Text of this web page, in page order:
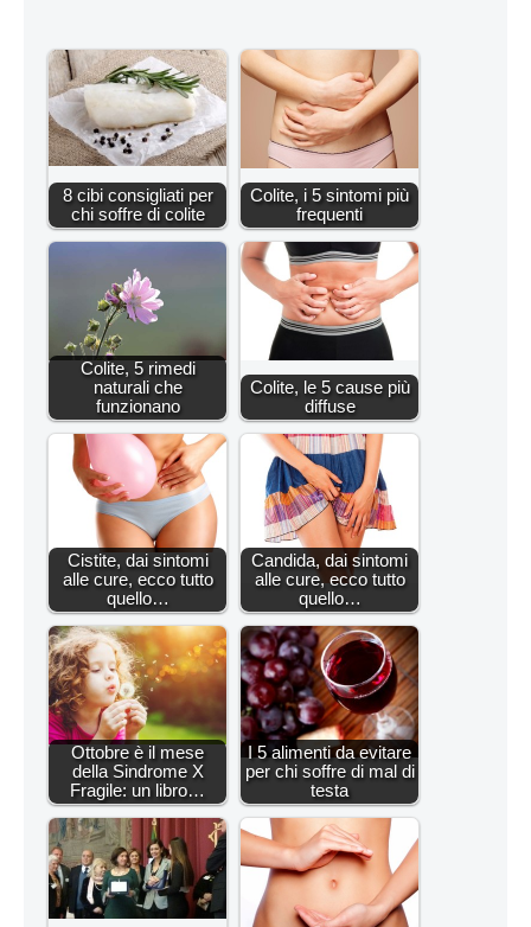
8 cibi consigliati per
chi soffre di colite
Colite, i 5 sintomi più
frequenti
Colite, 5 rimedi
naturali che
funzionano
Colite, le 5 cause più
diffuse
Cistite, dai sintomi
alle cure, ecco tutto
quello…
Candida, dai sintomi
alle cure, ecco tutto
quello…
Ottobre è il mese
della Sindrome X
Fragile: un libro…
I 5 alimenti da evitare
per chi soffre di mal di
testa